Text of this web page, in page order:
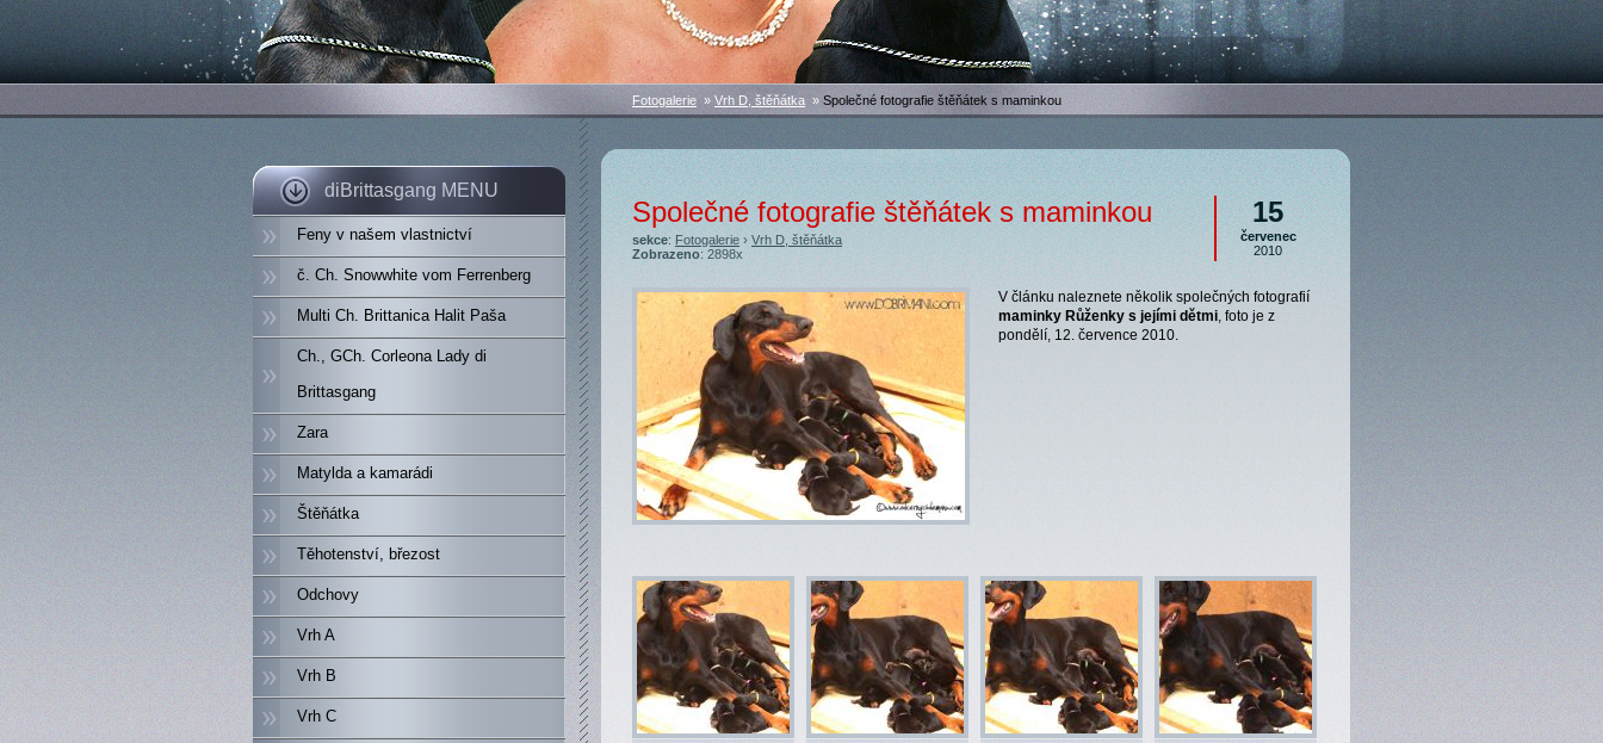
diBrittasgang MENU
Feny v našem vlastnictví
č. Ch. Snowwhite vom Ferrenberg
Multi Ch. Brittanica Halit Paša
Ch., GCh. Corleona Lady di
Brittasgang
Zara
Matylda a kamarádi
Štěňátka
Těhotenství, březost
Odchovy
Vrh A
Vrh B
Vrh C
Fotogalerie » Vrh D, štěňátka » Společné fotografie štěňátek s maminkou
15
červenec
2010
Společné fotografie štěňátek s maminkou
sekce:Fotogalerie›Vrh D, štěňátka
Zobrazeno: 2898x
V článku naleznete několik společných fotografií
maminky Růženky s jejími dětmi, foto je z
pondělí, 12. července 2010.